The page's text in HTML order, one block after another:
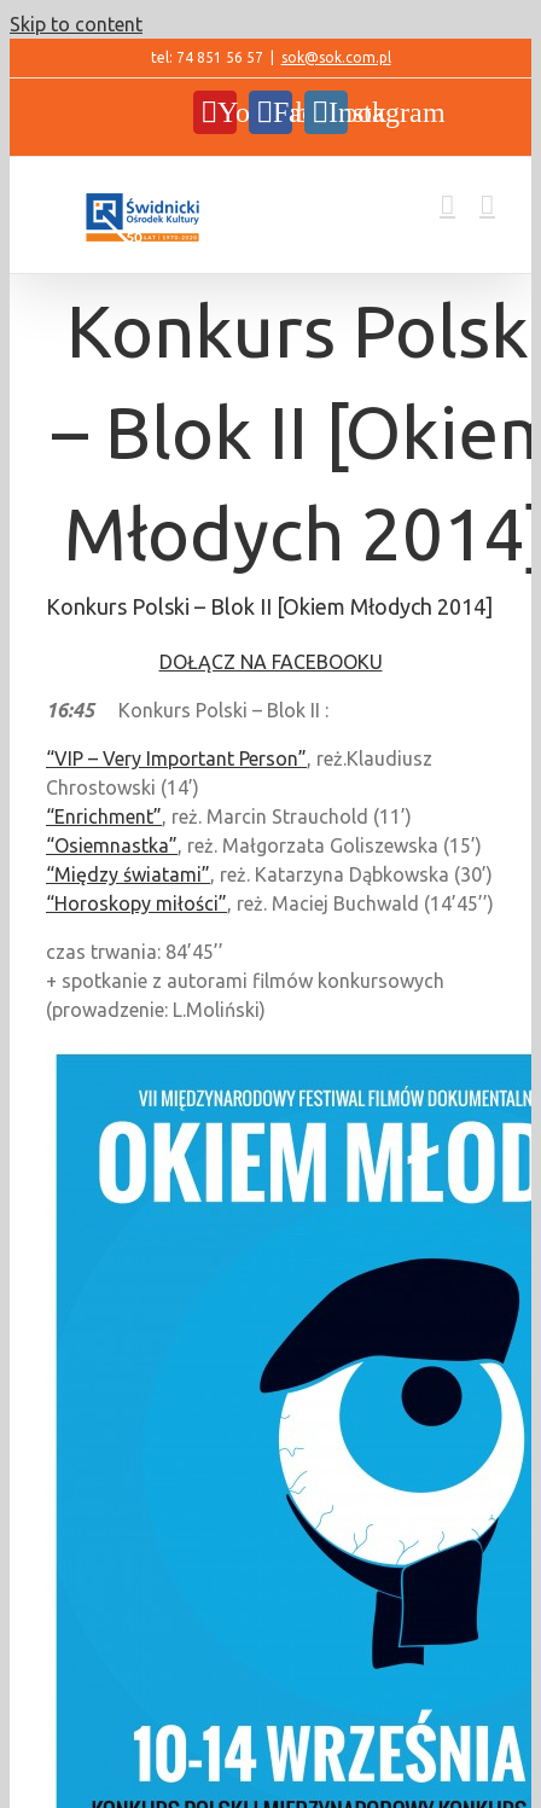
Skip to content
tel: 74 851 56 57 sok@sok.com.pl
YouTubeFacebookInstagram
Konkurs
– Blok II
Młodych
Konkurs Polski – Blok II [Okiem Młodych 2014]
DOŁĄCZ NA FACEBOOKU
16:45Konkurs Polski – Blok II :
“VIP – Very Important Person”, reż.Klaudiusz
Chrostowski (14’)
“Enrichment”, reż. Marcin Strauchold (11’)
“Osiemnastka”, reż. Małgorzata Goliszewska (15’)
“Między światami”, reż. Katarzyna Dąbkowska (30’)
“Horoskopy miłości”, reż. Maciej Buchwald (14’45’’)
czas trwania: 84’45’’
+ spotkanie z autorami filmów konkursowych
(prowadzenie: L.Moliński)